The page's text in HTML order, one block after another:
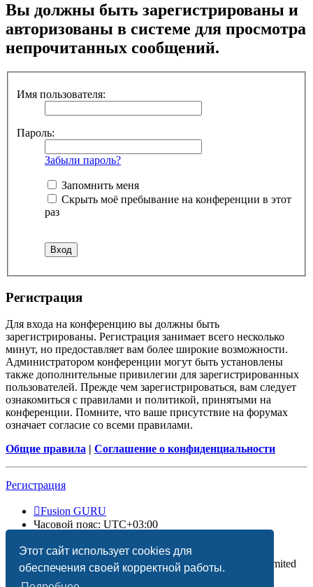
Этот сайт использует cookies для
обеспечения своей корректной работы.
Вы должны быть зарегистрированы и
авторизованы в системе для просмотра
непрочитанных сообщений.
Имя пользователя:
Пароль:
Забыли пароль?
Запомнить меня
Скрыть моё пребывание на конференции в этот
раз
Регистрация
Для входа на конференцию вы должны быть
зарегистрированы. Регистрация занимает всего несколько
минут, но предоставляет вам более широкие возможности.
Администратором конференции могут быть установлены
также дополнительные привилегии для зарегистрированных
пользователей. Прежде чем зарегистрироваться, вам следует
ознакомиться с правилами и политикой, принятыми на
конференции. Помните, что ваше присутствие на форумах
означает согласие со всеми правилами.
Общие правила | Соглашение о конфиденциальности
Регистрация
Fusion GURU
Часовой пояс: UTC+03:00
Создано на основеphpBB® Forum Software © phpBB Limited